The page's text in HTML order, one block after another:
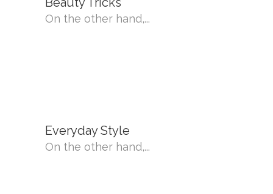
On the other hand,...
Everyday Style
On the other hand,...